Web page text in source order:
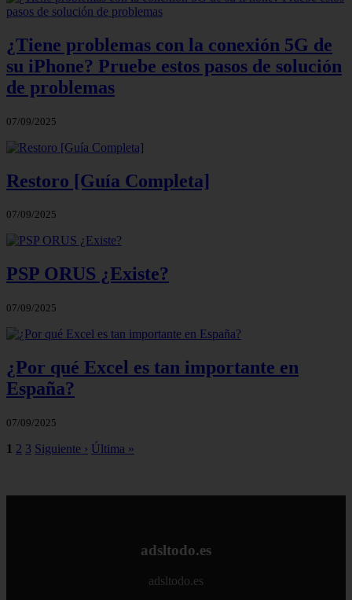
¿Tiene problemas con la conexión 5G de
su iPhone? Pruebe estos pasos de solución
de problemas
07/09/2025
Restoro [Guía Completa]
07/09/2025
PSP ORUS ¿Existe?
07/09/2025
¿Por qué Excel es tan importante en
España?
07/09/2025
1 2 3 Siguiente › Última »
adsltodo.es
adsltodo.es